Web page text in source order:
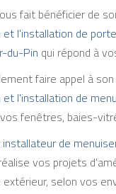
fait bénéficier de
et l'installation de
du-Pinqui répond à
faire appel à
l'installation de
fenêtres, baies-
de
vos projets
selon vos